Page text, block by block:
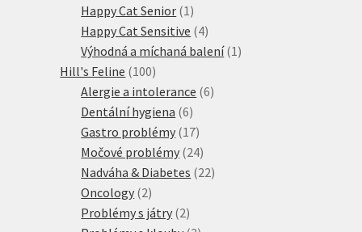
produkty
Happy Cat Senior 1 1
produkt
Happy Cat Sensitive 44
produkty
Výhodná a míchaná balení 1 1
Hill's Feline 100100
produktů
Alergie a intolerance 66
Dentální hygiena 66
produktů
Gastro problémy 1717
produktů
Močové problémy 2424
produktů
Nadváha & Diabetes 2222
Oncology 22
produkty
Problémy s játry 22